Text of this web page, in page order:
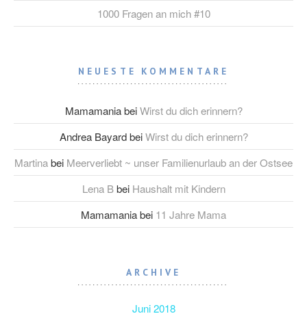
1000 Fragen an mich #10
NEUESTE KOMMENTARE
MamamaniabeiWirst du dich erinnern?
Andrea BayardbeiWirst du dich erinnern?
Martinabei Meerverliebt ~ unser Familienurlaub an der Ostsee
Lena Bbei Haushalt mit Kindern
Mamamaniabei 11 Jahre Mama
ARCHIVE
Juni 2018